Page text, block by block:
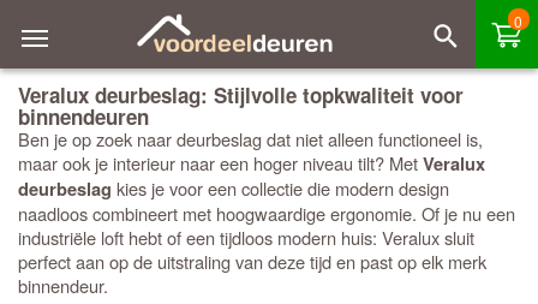
0
Veralux deurbeslag: Stijlvolle topkwaliteit voor
binnendeuren
Ben je op zoek naar deurbeslag dat niet alleen functioneel is,
maar ook je interieur naar een hoger niveau tilt? MetVeralux
deurbeslag kies je voor een collectie die modern design
naadloos combineert met hoogwaardige ergonomie. Of je nu een
industriële loft hebt of een tijdloos modern huis: Veralux sluit
perfect aan op de uitstraling van deze tijd en past op elk merk
binnendeur.